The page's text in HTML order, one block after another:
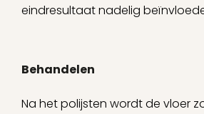
eindresultaat nadelig
Behandelen
Na het polijsten wordt de vloer